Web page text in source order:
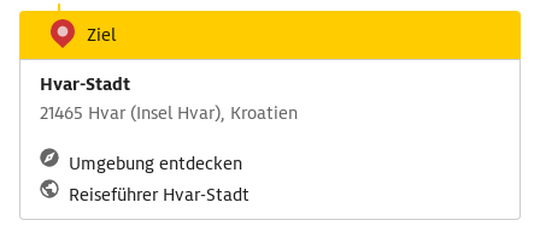
Ziel
Hvar-Stadt
21465 Hvar (Insel Hvar), Kroatien
Umgebung entdecken
Reiseführer Hvar-Stadt